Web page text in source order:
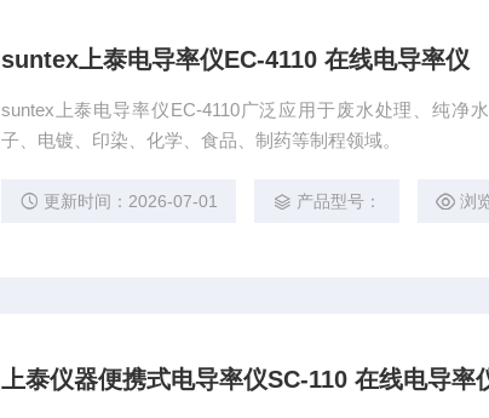
suntex上泰电导率仪EC-4110 在线电导率仪
suntex上泰电导率仪EC-4110广泛应用于废水处理、纯净
子、电镀、印染、化学、食品、制药等制程领域。
更新时间：2026-07-01 产品型号： 浏
上泰仪器便携式电导率仪SC-110 在线电导率